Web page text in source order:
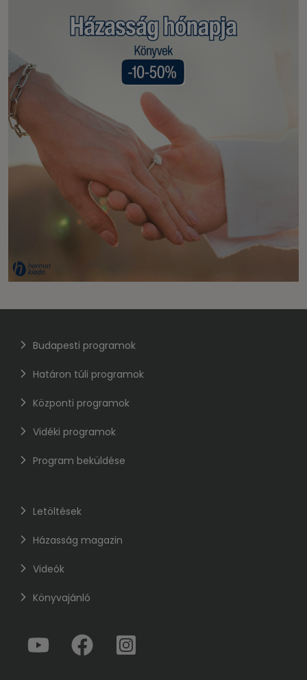
Budapesti programok
Határon túli programok
Központi programok
Vidéki programok
Program beküldése
Letöltések
Házasság magazin
Videók
Könyvajánló